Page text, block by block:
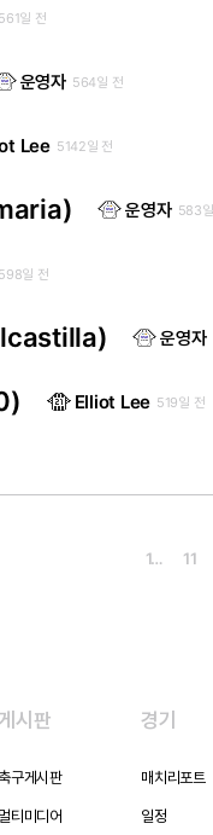
561일 전
운영자 564일 전
Lee 5142일 전
운영자 583
598일 전
운영자
Elliot Lee 519일 전
1… 11
게시판
구게시판
멀티미디어
경기
매치리포트
일정